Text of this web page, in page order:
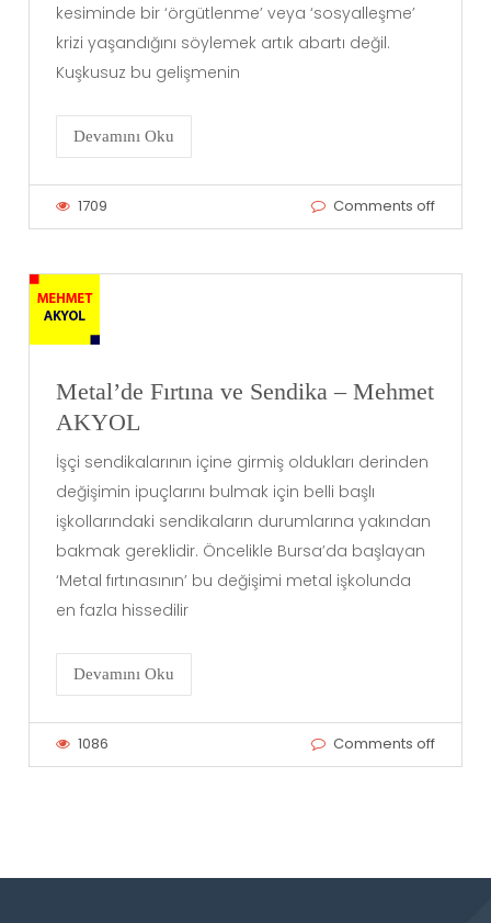
kesiminde bir ‘örgütlenme’ veya ‘sosyalleşme’
krizi yaşandığını söylemek artık abartı değil.
Kuşkusuz bu gelişmenin
Devamını Oku
1709 Comments off
Metal’de Fırtına ve Sendika – Mehmet
AKYOL
İşçi sendikalarının içine girmiş oldukları derinden
değişimin ipuçlarını bulmak için belli başlı
işkollarındaki sendikaların durumlarına yakından
bakmak gereklidir. Öncelikle Bursa’da başlayan
‘Metal fırtınasının’ bu değişimi metal işkolunda
en fazla hissedilir
Devamını Oku
1086 Comments off